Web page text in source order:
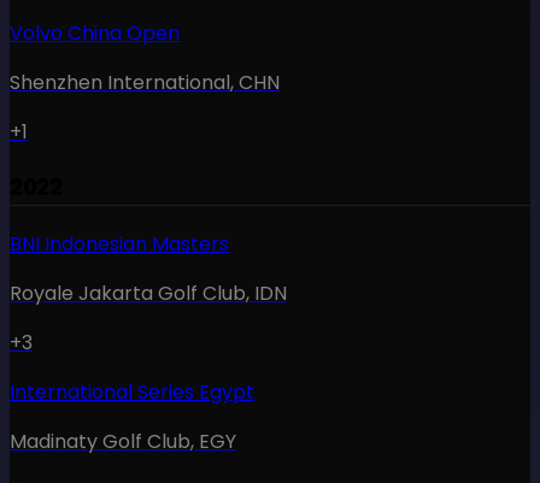
Volvo China Open
Shenzhen International,CHN
+1
BNI Indonesian Masters
Royale Jakarta Golf Club, IDN
+3
International Series Egypt
Madinaty Golf Club, EGY